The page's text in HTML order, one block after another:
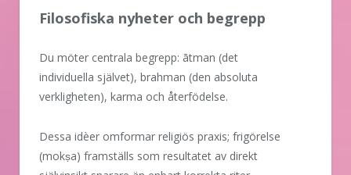
Filosofiska nyheter och begrepp
Du möter centrala begrepp: ātman (det
individuella självet), brahman (den absoluta
verkligheten), karma och återfödelse.
Dessa idèer omformar religiös praxis; frigörelse
(mokṣa) framställs som resultatet av direkt